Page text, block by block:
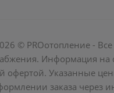
© PROотопление -
Информация на
офертой. Указанные
заказа через